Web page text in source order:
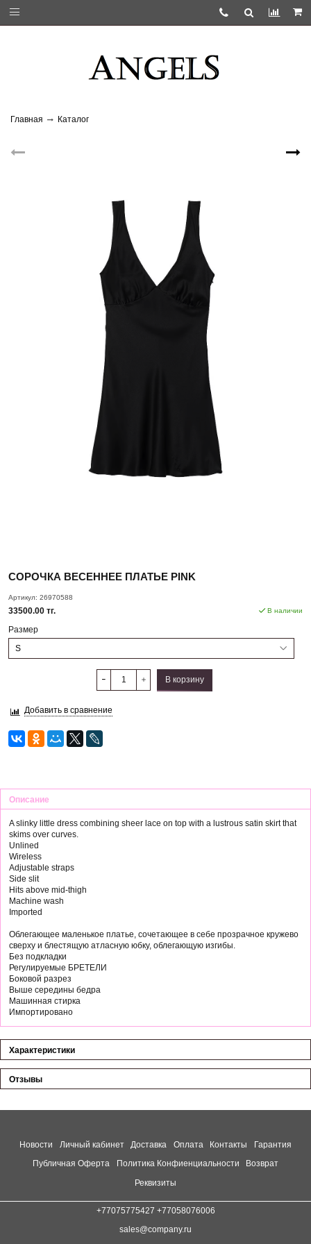
Главная Каталог
СОРОЧКА ВЕСЕННЕЕ ПЛАТЬЕ PINK
Артикул: 26970588
33500.00 тг. В наличии
Размер
В корзину
Добавить в сравнение
Описание
A slinky little dress combining sheer lace on top with a lustrous satin skirt that
skims over curves.
Unlined
Wireless
Adjustable straps
Side slit
Hits above mid-thigh
Machine wash
Imported
Облегающее маленькое платье, сочетающее в себе прозрачное кружево
сверху и блестящую атласную юбку, облегающую изгибы.
Без подкладки
Регулируемые БРЕТЕЛИ
Боковой разрез
Выше середины бедра
Машинная стирка
Импортировано
Характеристики
Отзывы
Новости Личный кабинет Доставка Оплата Контакты
Гарантия
Публичная Оферта
Политика Конфиенциальности
Возврат
Реквизиты
+77075775427 +77058076006
sales@company.ru